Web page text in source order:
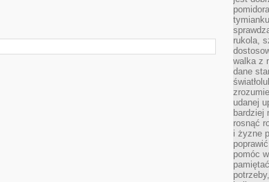
rukola,
walka z
dane
udanej
bardziej
rosnąć
i żyzne
pomóc